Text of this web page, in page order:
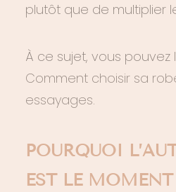
plutôt que de multiplier
À ce sujet, vous pouvez
Comment choisir sa
essayages.
POURQUOI
EST LE